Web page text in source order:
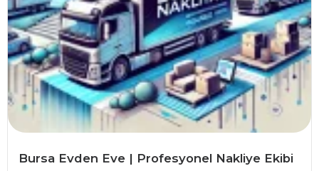
Bursa Evden Eve | Profesyonel Nakliye Ekibi